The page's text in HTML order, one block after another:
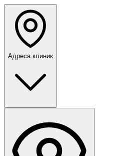
Адреса клиник